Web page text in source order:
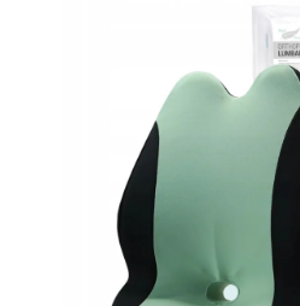
5
hviezdičiek.